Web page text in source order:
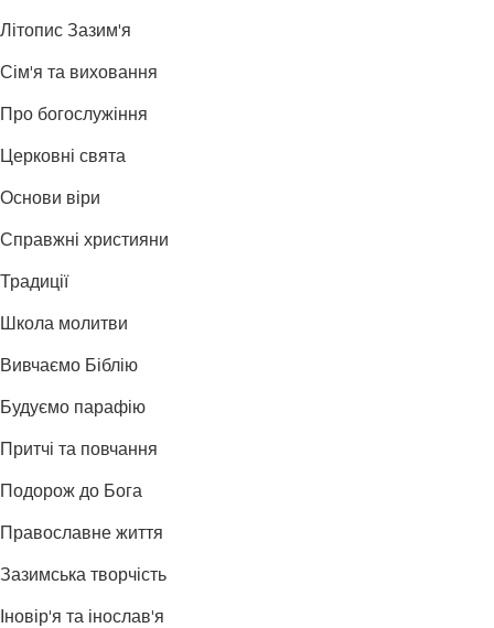
Літопис Зазим'я
Сім'я та виховання
Про богослужіння
Церковні свята
Основи віри
Справжні християни
Традиції
Школа молитви
Вивчаємо Біблію
Будуємо парафію
Притчі та повчання
Подорож до Бога
Православне життя
Зазимська творчість
Іновір'я та інослав'я